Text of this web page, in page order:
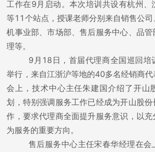
工作在9月启动。本次培训共设有杭州、
等11个站点，授课老师分别来自销售公
机事业部、市场部、售后服务中心、品
理等。
9月18日，首届代理商全国巡回培
举行，来自江浙沪等地的40多名经销商
会上，技术中心主任朱建国介绍了开山
划，特别强调服务工作已经成为开山股
作，要求代理商全面提升服务意识，以
为服务的重要方向。
售后服务中心主任宋春华经理在会